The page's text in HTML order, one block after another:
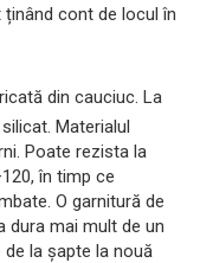
cont de locul în
din cauciuc. La
Materialul
Poate rezista la
în timp ce
O garnitură de
dura mai mult de un
la șapte la nouă